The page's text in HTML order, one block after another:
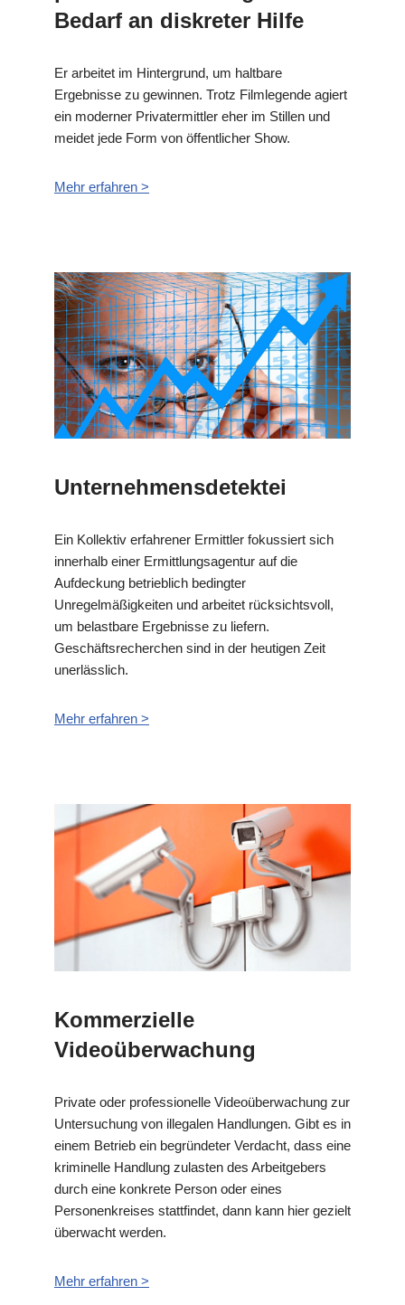
Bedarf an diskreter Hilfe
Er arbeitet im Hintergrund, um haltbare
Ergebnisse zu gewinnen. Trotz Filmlegende agiert
ein moderner Privatermittler eher im Stillen und
meidet jede Form von öffentlicher Show.
Mehr erfahren >
Unternehmensdetektei
Ein Kollektiv erfahrener Ermittler fokussiert sich
innerhalb einer Ermittlungsagentur auf die
Aufdeckung betrieblich bedingter
Unregelmäßigkeiten und arbeitet rücksichtsvoll,
um belastbare Ergebnisse zu liefern.
Geschäftsrecherchen sind in der heutigen Zeit
unerlässlich.
Mehr erfahren >
Kommerzielle
Videoüberwachung
Private oder professionelle Videoüberwachung zur
Untersuchung von illegalen Handlungen. Gibt es in
einem Betrieb ein begründeter Verdacht, dass eine
kriminelle Handlung zulasten des Arbeitgebers
durch eine konkrete Person oder eines
Personenkreises stattfindet, dann kann hier gezielt
überwacht werden.
Mehr erfahren >